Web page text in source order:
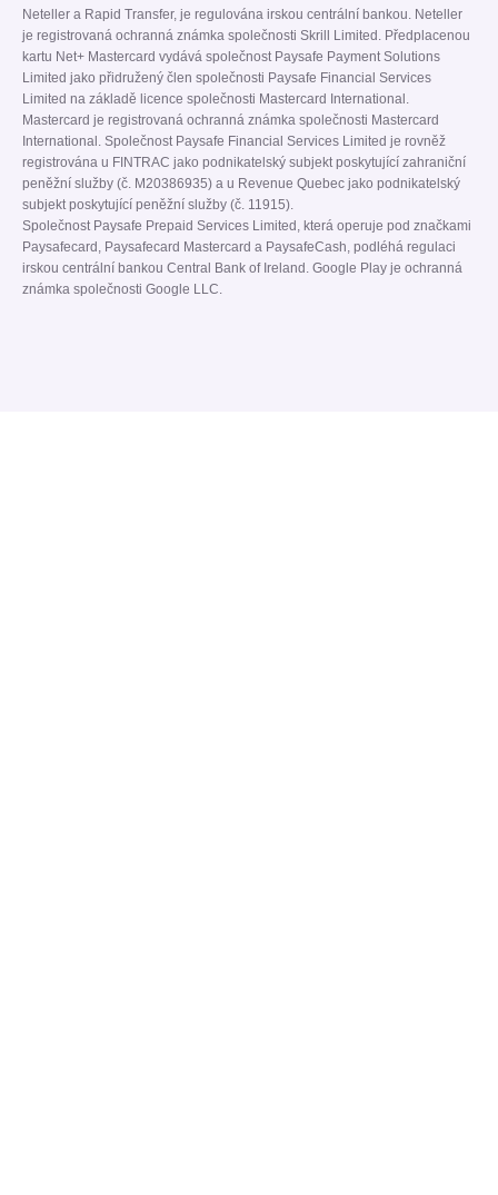
Neteller a Rapid Transfer, je regulována irskou centrální bankou. Neteller
je registrovaná ochranná známka společnosti Skrill Limited. Předplacenou
kartu Net+ Mastercard vydává společnost Paysafe Payment Solutions
Limited jako přidružený člen společnosti Paysafe Financial Services
Limited na základě licence společnosti Mastercard International.
Mastercard je registrovaná ochranná známka společnosti Mastercard
International. Společnost Paysafe Financial Services Limited je rovněž
registrována u FINTRAC jako podnikatelský subjekt poskytující zahraniční
peněžní služby (č. M20386935) a u Revenue Quebec jako podnikatelský
subjekt poskytující peněžní služby (č. 11915).
Společnost Paysafe Prepaid Services Limited, která operuje pod značkami
Paysafecard, Paysafecard Mastercard a PaysafeCash, podléhá regulaci
irskou centrální bankou Central Bank of Ireland. Google Play je ochranná
známka společnosti Google LLC.